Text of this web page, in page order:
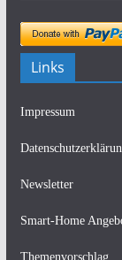
Links
Impressum
Newsletter
Smart-Home
Themenvorschlag